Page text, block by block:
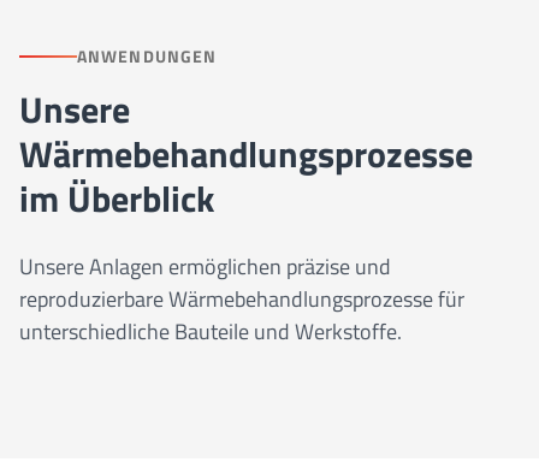
ANWENDUNGEN
Unsere
Wärmebehandlungsprozesse
im Überblick
Unsere Anlagen ermöglichen präzise und
reproduzierbare Wärmebehandlungsprozesse für
unterschiedliche Bauteile und Werkstoffe.